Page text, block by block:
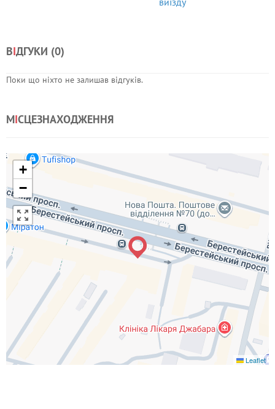
ВІДГУКИ (0)
Поки що ніхто не залишав відгуків.
МІСЦЕЗНАХОДЖЕННЯ
+
−
Leaflet